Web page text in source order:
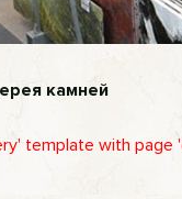
камней
template with page